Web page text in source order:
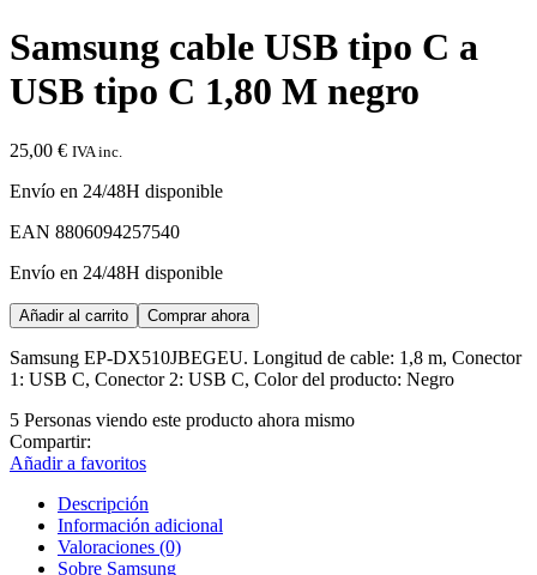
Samsung cable USB tipo C a
USB tipo C 1,80 M negro
25,00 € IVA inc.
Envío en 24/48H disponible
EAN 8806094257540
Envío en 24/48H disponible
Samsung
cable
USB
tipo
a
USB
tipo
1,80
negro
cantidad
Añadir al carrito Comprar ahora
Samsung EP-DX510JBEGEU. Longitud de cable: 1,8 m, Conector
1: USB C, Conector 2: USB C, Color del producto: Negro
5 Personas viendo este producto ahora mismo
Compartir:
Añadir a favoritos
Descripción
Información adicional
Valoraciones (0)
Sobre Samsung